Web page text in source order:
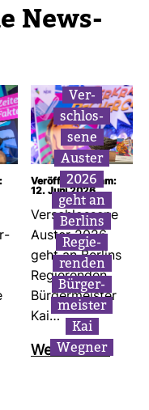
News-​
Ver­
schlos­
sene
Auster
2026
geht an
Ber­lins
Regie­
renden
Bür­ger­
meister
Kai
Wegner
Veröffentlicht am:
12. Juni 2026
Ver­schlos­sene
Auster 2026
geht an Ber­lins
Regie­renden
Bür­ger­meister
Kai…
Wei­ter­lesen